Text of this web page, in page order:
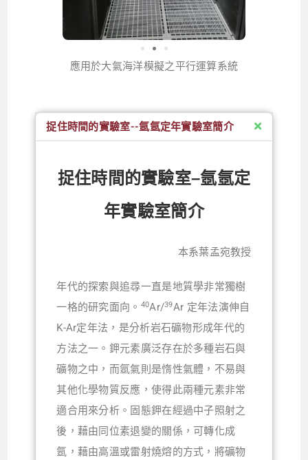
應用於大氣海洋模擬之平行運算系統
捉住時間的實驗室--氬氬定年實驗室簡介
捉住時間的實驗室–氬氬定
年實驗室簡介
本系葉孟宛教授
年代的探索與追尋一直是地質學非常獨樹
一格的研究面向。 40Ar/39Ar 定年法演伸自
K-Ar定年法，是分析岩石礦物形成年代的
方法之一。鉀元素廣泛存在於多種岩石與
礦物之中，而氬氣則是惰性氣體，不易與
其他化學物質反應，使得此兩種元素非常
適合用來分析。固態鉀在經過中子照射之
後，藉由同位素退變的關係，可轉化成
氬，藉由高溫或雷射燒熔的方式，將礦物